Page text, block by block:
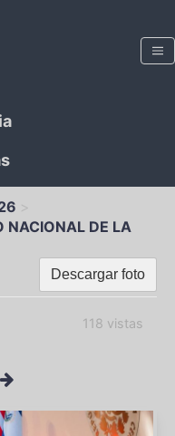
NACIONAL DE LA
Descargar foto
118 vistas